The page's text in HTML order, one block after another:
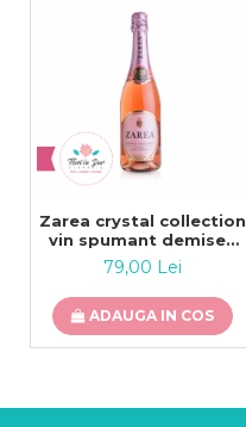
Zarea crystal collection
vin spumant demisec
rose
79,00 Lei
ADAUGA IN COS